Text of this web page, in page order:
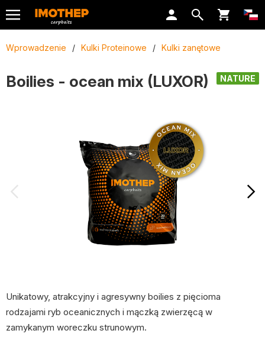
Wprowadzenie / Kulki Proteinowe / Kulki zanętowe
NATURE
Boilies - ocean mix (LUXOR)
Unikatowy, atrakcyjny i agresywny boilies z pięcioma
rodzajami ryb oceanicznych i mączką zwierzęcą w
zamykanym woreczku strunowym.